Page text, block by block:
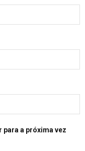
para a próxima vez